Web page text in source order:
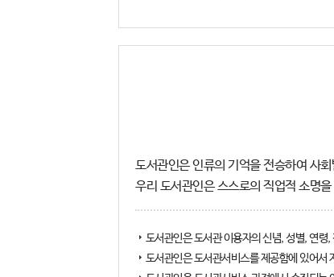
도서관인은 인류의 기억을 전승하여 사
우리 도서관인은 스스로의 직업적 소명
도서관인은 도서관 이용자의 신념, 성별, 연령
도서관인은 도서관서비스를 제공함에 있어서